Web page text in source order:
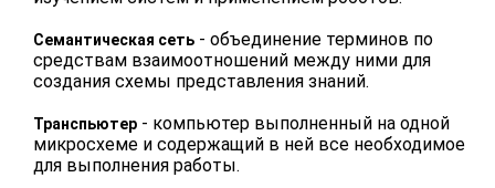
Семантическая сеть - объединение терминов по
средствам взаимоотношений между ними для
создания схемы представления знаний.
Транспьютер - компьютер выполненный на одной
микросхеме и содержащий в ней все необходимое
для выполнения работы.